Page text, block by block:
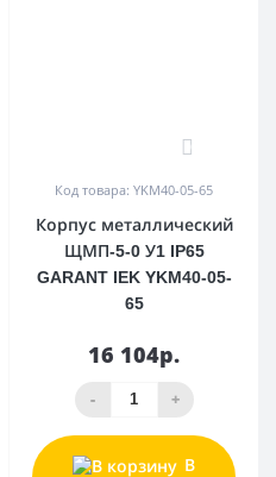
Код товара: YKM40-05-65
Корпус металлический
ЩМП-5-0 У1 IP65
GARANT IEK YKM40-05-
65
16 104р.
- +
В